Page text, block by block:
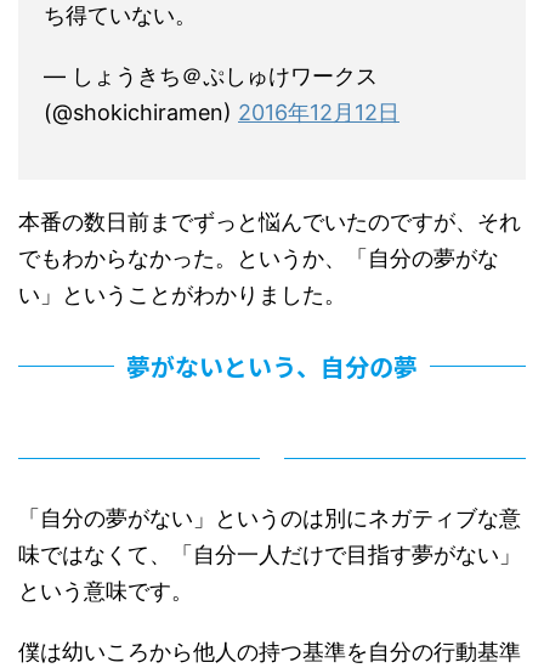
ち得ていない。
— しょうきち＠ぷしゅけワークス
(@shokichiramen) 2016年12月12日
本番の数日前までずっと悩んでいたのですが、それ
でもわからなかった。というか、「自分の夢がな
い」ということがわかりました。
夢がないという、自分の夢
「自分の夢がない」というのは別にネガティブな意
味ではなくて、「自分一人だけで目指す夢がない」
という意味です。
僕は幼いころから他人の持つ基準を自分の行動基準